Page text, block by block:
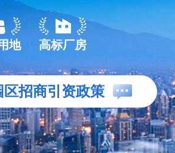
地 高标厂房
区招商引资政策